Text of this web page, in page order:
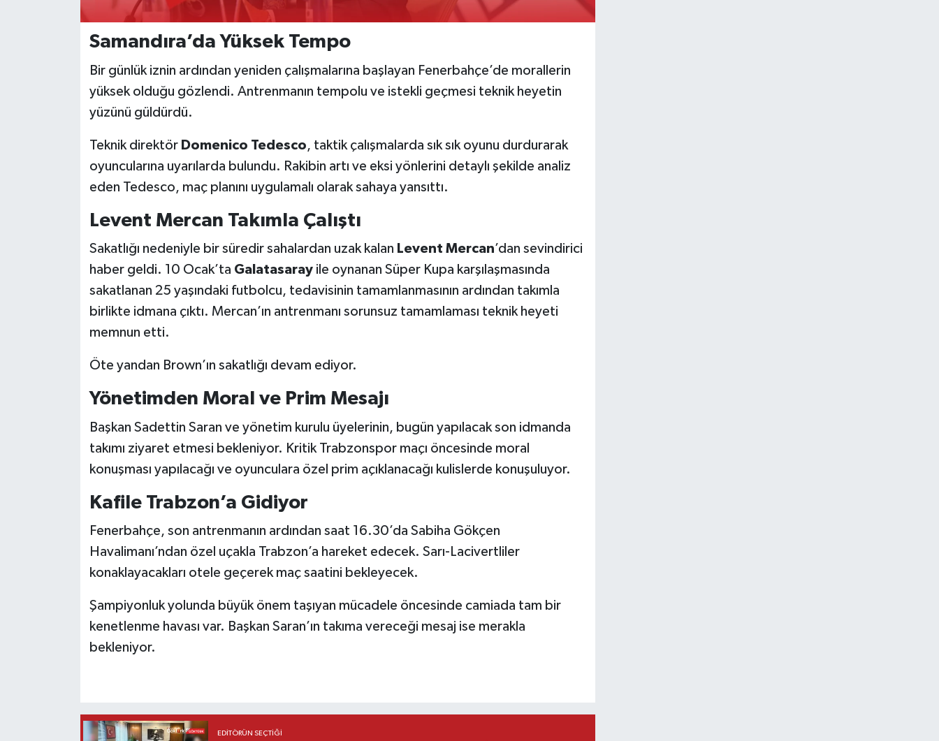
Samandıra’da Yüksek Tempo
Bir günlük iznin ardından yeniden çalışmalarına başlayan Fenerbahçe’de morallerin
yüksek olduğu gözlendi. Antrenmanın tempolu ve istekli geçmesi teknik heyetin
yüzünü güldürdü.
Teknik direktör Domenico Tedesco, taktik çalışmalarda sık sık oyunu durdurarak
oyuncularına uyarılarda bulundu. Rakibin artı ve eksi yönlerini detaylı şekilde analiz
eden Tedesco, maç planını uygulamalı olarak sahaya yansıttı.
Levent Mercan Takımla Çalıştı
Sakatlığı nedeniyle bir süredir sahalardan uzak kalan Levent Mercan’dan sevindirici
haber geldi. 10 Ocak’ta Galatasarayile oynanan Süper Kupa karşılaşmasında
sakatlanan 25 yaşındaki futbolcu, tedavisinin tamamlanmasının ardından takımla
birlikte idmana çıktı. Mercan’ın antrenmanı sorunsuz tamamlaması teknik heyeti
memnun etti.
Öte yandan Brown’ın sakatlığı devam ediyor.
Yönetimden Moral ve Prim Mesajı
Başkan Sadettin Saran ve yönetim kurulu üyelerinin, bugün yapılacak son idmanda
takımı ziyaret etmesi bekleniyor. Kritik Trabzonspor maçı öncesinde moral
konuşması yapılacağı ve oyunculara özel prim açıklanacağı kulislerde konuşuluyor.
Kafile Trabzon’a Gidiyor
Fenerbahçe, son antrenmanın ardından saat 16.30’da Sabiha Gökçen
Havalimanı’ndan özel uçakla Trabzon’a hareket edecek. Sarı-Lacivertliler
konaklayacakları otele geçerek maç saatini bekleyecek.
Şampiyonluk yolunda büyük önem taşıyan mücadele öncesinde camiada tam bir
kenetlenme havası var. Başkan Saran’ın takıma vereceği mesaj ise merakla
bekleniyor.
EDITÖRÜN SEÇTIĞI